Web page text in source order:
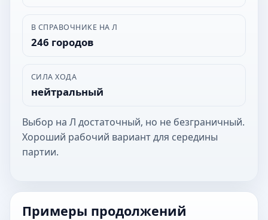
В СПРАВОЧНИКЕ НА Л
246 городов
СИЛА ХОДА
нейтральный
Выбор на Л достаточный, но не безграничный.
Хороший рабочий вариант для середины
партии.
Примеры продолжений